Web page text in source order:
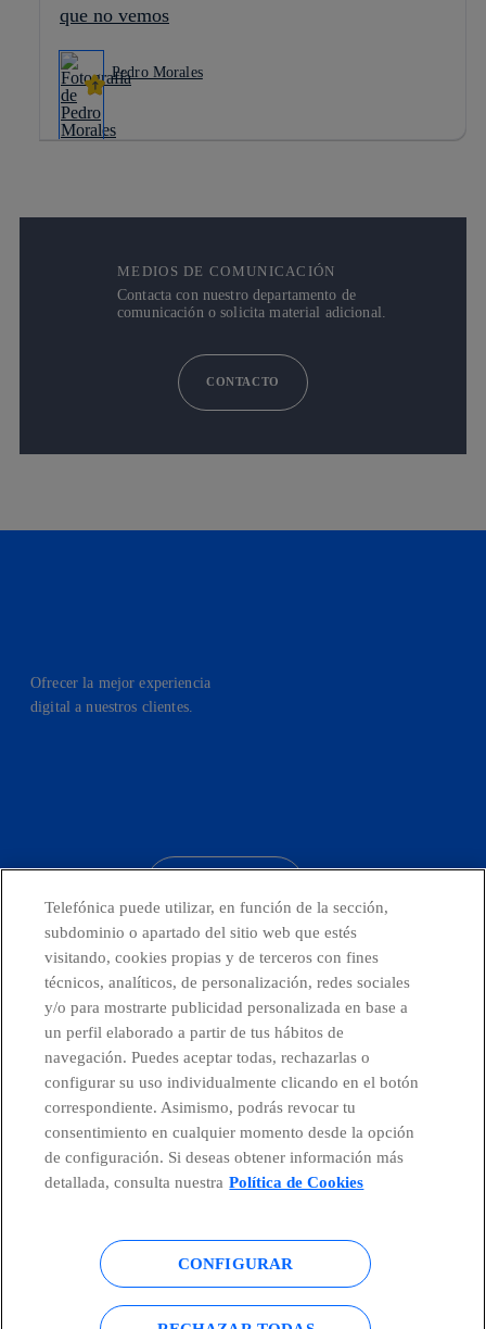
que no vemos
Pedro Morales
MEDIOS DE COMUNICACIÓN
Contacta con nuestro departamento de
comunicación o solicita material adicional.
CONTACTO
Ofrecer la mejor experiencia
digital a nuestros clientes.
Telefónica en redes sociales
Canal de Denuncias
Centro Global Transparencia
Política de cookies Aviso legal
Accesibilidad Política de privacidad
Telefónica puede utilizar, en función de la sección,
subdominio o apartado del sitio web que estés
visitando, cookies propias y de terceros con fines
técnicos, analíticos, de personalización, redes sociales
y/o para mostrarte publicidad personalizada en base a
un perfil elaborado a partir de tus hábitos de
navegación. Puedes aceptar todas, rechazarlas o
configurar su uso individualmente clicando en el botón
correspondiente. Asimismo, podrás revocar tu
consentimiento en cualquier momento desde la opción
de configuración. Si deseas obtener información más
detallada, consulta nuestra Política de Cookies
CONFIGURAR